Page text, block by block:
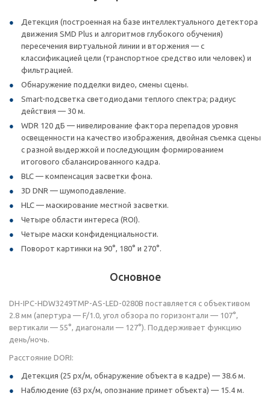
Детекция (построенная на базе интеллектуального детектора
движения SMD Plus и алгоритмов глубокого обучения)
пересечения виртуальной линии и вторжения — с
классификацией цели (транспортное средство или человек) и
фильтрацией.
Обнаружение подделки видео, смены сцены.
Smart-подсветка светодиодами теплого спектра; радиус
действия — 30 м.
WDR 120 дБ — нивелирование фактора перепадов уровня
освещенности на качество изображения, двойная съемка сцены
с разной выдержкой и последующим формированием
итогового сбалансированного кадра.
BLC — компенсация засветки фона.
3D DNR — шумоподавление.
HLC — маскирование местной засветки.
Четыре области интереса (ROI).
Четыре маски конфиденциальности.
Поворот картинки на 90°, 180° и 270°.
Основное
DH-IPC-HDW3249TMP-AS-LED-0280B поставляется с объективом
2.8 мм (апертура — F/1.0, угол обзора по горизонтали — 107°,
вертикали — 55°, диагонали — 127°). Поддерживает функцию
день/ночь.
Расстояние DORI:
Детекция (25 px/м, обнаружение объекта в кадре) — 38.6 м.
Наблюдение (63 px/м, опознание примет объекта) — 15.4 м.